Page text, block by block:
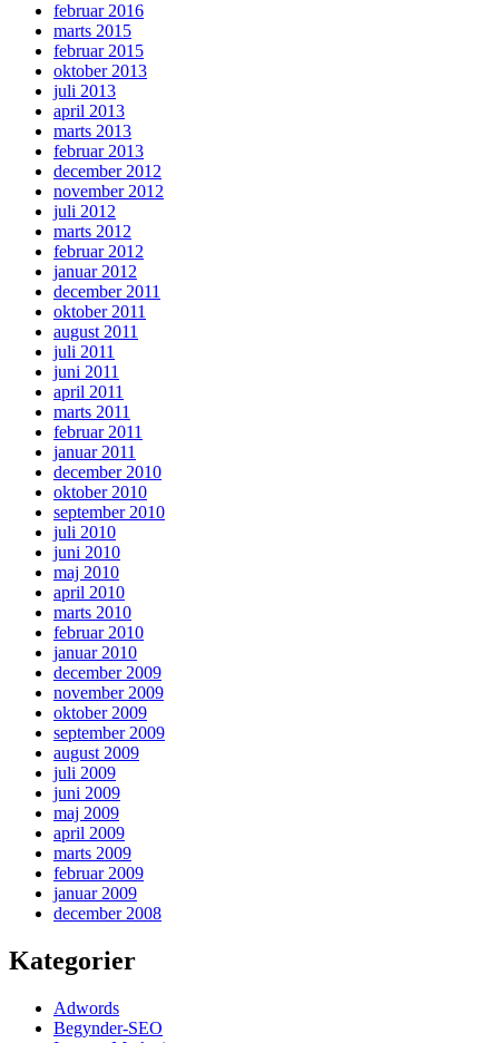
februar 2016
marts 2015
februar 2015
oktober 2013
juli 2013
april 2013
marts 2013
februar 2013
december 2012
november 2012
juli 2012
marts 2012
februar 2012
januar 2012
december 2011
oktober 2011
august 2011
juli 2011
juni 2011
april 2011
marts 2011
februar 2011
januar 2011
december 2010
oktober 2010
september 2010
juli 2010
juni 2010
maj 2010
april 2010
marts 2010
februar 2010
januar 2010
december 2009
november 2009
oktober 2009
september 2009
august 2009
juli 2009
juni 2009
maj 2009
april 2009
marts 2009
februar 2009
januar 2009
december 2008
Kategorier
Adwords
Begynder-SEO